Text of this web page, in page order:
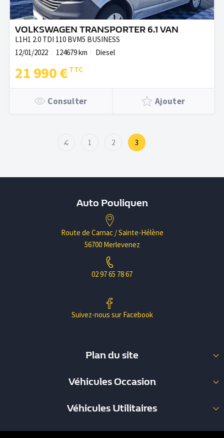
VOLKSWAGEN TRANSPORTER 6.1 VAN
L1H1 2.0 TDI 110 BVM5 BUSINESS
12/01/2022
124679 km Diesel
21 990 €
Consulter Ajouter
← 1 2 3
Plan du site
Nos Utilitaires
Carrosserie
Véhicules Occasion
Break (8)
Véhicules Utilitaires
Auto Pouliquen
Route de Carnac / Sainte-Hélène
56700 Merlevenez
02 97 65 78 67
Suivez-nous sur Facebook